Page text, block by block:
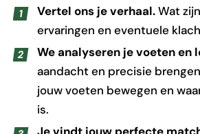
Vertel ons je verhaal.Wat
ervaringen en eventuele
We analyseren je voeten en
aandacht en precisie
jouw voeten bewegen en
is.